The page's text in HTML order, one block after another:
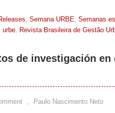
, Semana URBE, Semanas
urbe. Revista Brasileira de Gestão
de investigación en
, Paulo Nascimento Neto